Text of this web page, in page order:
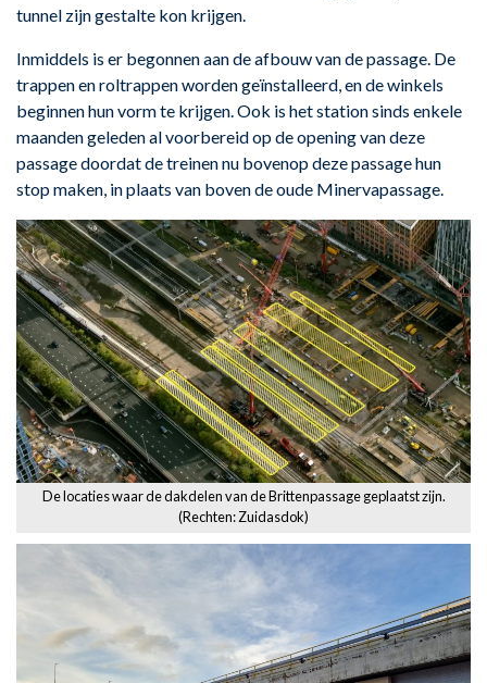
tunnel zijn gestalte kon krijgen.
Inmiddels is er begonnen aan de afbouw van de passage. De
trappen en roltrappen worden geïnstalleerd, en de winkels
beginnen hun vorm te krijgen. Ook is het station sinds enkele
maanden geleden al voorbereid op de opening van deze
passage doordat de treinen nu bovenop deze passage hun
stop maken, in plaats van boven de oude Minervapassage.
De locaties waar de dakdelen van de Brittenpassage geplaatst zijn.
(Rechten: Zuidasdok)